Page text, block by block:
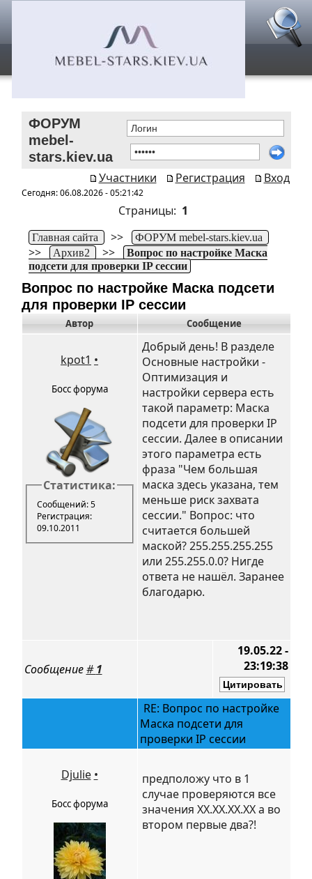
ФОРУМ
mebel-
stars.kiev.ua
Участники
Регистрация Вход
Сегодня: 06.08.2026 - 05:21:42
Страницы: 1
Главная сайта >> ФОРУМ mebel-stars.kiev.ua
>> Архив2 >>
Вопрос по настройке Маска
подсети для проверки IP сессии
Вопрос по настройке Маска подсети
для проверки IP сессии
Автор Сообщение
kpot1 •
Босс форума
Статистика:
Сообщений: 5
Регистрация:
09.10.2011
Добрый день! В разделе
Основные настройки -
Оптимизация и
настройки сервера есть
такой параметр: Маска
подсети для проверки IP
сессии. Далее в описании
этого параметра есть
фраза "Чем большая
маска здесь указана, тем
меньше риск захвата
сессии." Вопрос: что
считается большей
маской? 255.255.255.255
или 255.255.0.0? Нигде
ответа не нашёл. Заранее
благодарю.
Сообщение#1
19.05.22 -
23:19:38
RE: Вопрос по настройке
Маска подсети для
проверки IP сессии
Djulie •
Босс форума
предположу что в 1
случае проверяются все
значения XX.XX.XX.XX а во
втором первые два?!